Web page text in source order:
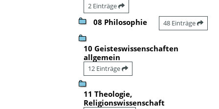
2 Einträge
08 Philosophie 48 Einträge
10 Geisteswissenschaften
allgemein
12 Einträge
11 Theologie,
Religionswissenschaft